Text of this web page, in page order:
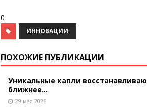
0
ИННОВАЦИИ
ПОХОЖИЕ ПУБЛИКАЦИИ
Уникальные капли
ближнее...
29 мая 2026